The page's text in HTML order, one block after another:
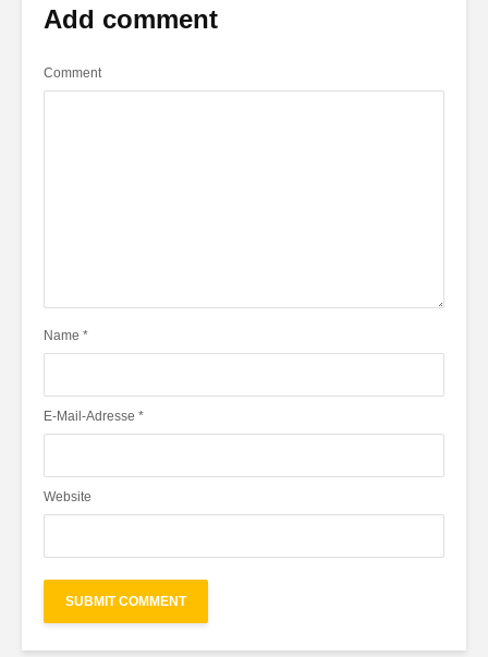
Add comment
Comment
Name *
E-Mail-Adresse *
Website